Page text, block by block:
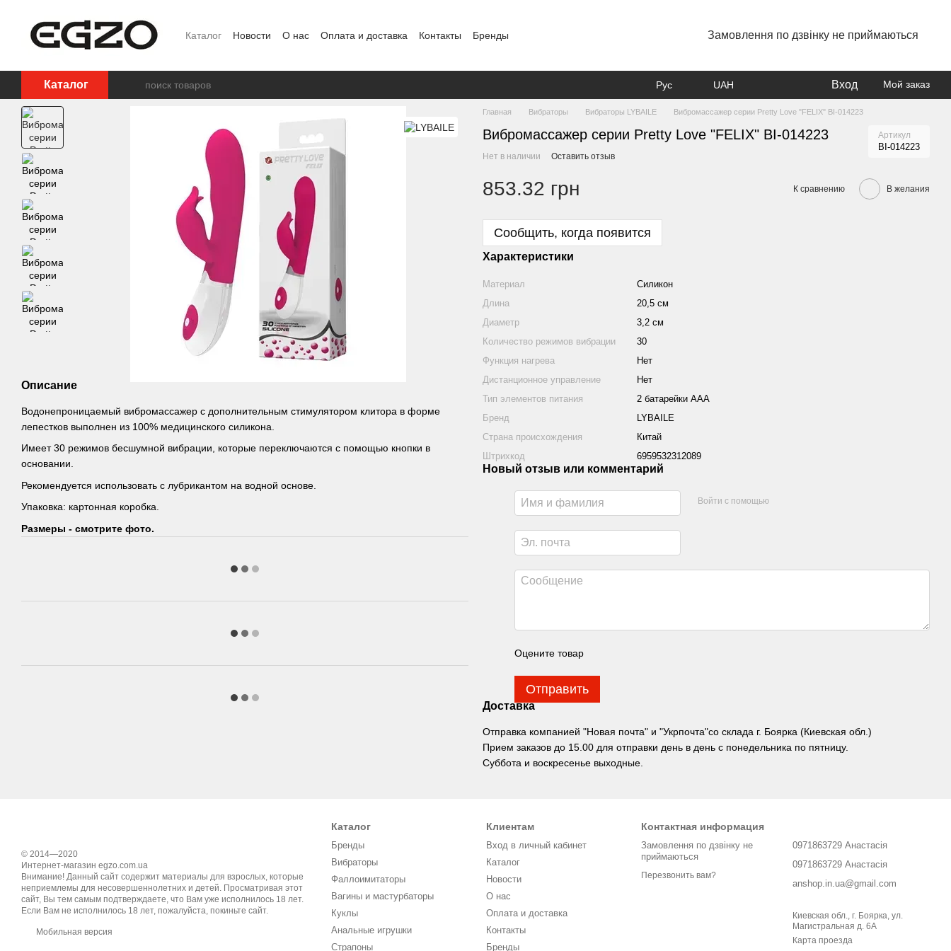
Каталог Новости О нас Оплата и доставка Контакты
Бренды
Замовлення по дзвінку не приймаються
Каталог Рус UAH Вход Мой заказ
Описание
Водонепроницаемый вибромассажер с дополнительным стимулятором клитора в форме
лепестков выполнен из 100% медицинского силикона.
Имеет 30 режимов бесшумной вибрации, которые переключаются с помощью кнопки в
основании.
Рекомендуется использовать с лубрикантом на водной основе.
Упаковка: картонная коробка.
Размеры - смотрите фото.
Главная Вибраторы Вибраторы LYBAILE Вибромассажер серии Pretty Love "FELIX" BI-014223
Вибромассажер серии Pretty Love "FELIX" BI-014223 Артикул
BI-014223
Нет в наличии Оставить отзыв
853.32 грн К сравнению В желания
Сообщить, когда появится
Характеристики
Материал
Силикон
Длина
20,5 см
Диаметр
3,2 см
Количество режимов вибрации
30
Функция нагрева
Нет
Дистанционное управление
Нет
Тип элементов питания
2 батарейки ААА
Бренд
LYBAILE
Страна происхождения
Китай
Штрихкод
6959532312089
Новый отзыв или комментарий
Войти с помощью
Оцените товар
Отправить
Доставка
Отправка компанией "Новая почта" и "Укрпочта"со склада г. Боярка (Киевская обл.)
Прием заказов до 15.00 для отправки день в день с понедельника по пятницу.
Суббота и воскресенье выходные.
© 2014—2020
Интернет-магазин egzo.com.ua
Внимание! Данный сайт содержит материалы для взрослых, которые
неприемлемы для несовершеннолетних и детей. Просматривая этот
сайт, Вы тем самым подтверждаете, что Вам уже исполнилось 18 лет.
Если Вам не исполнилось 18 лет, пожалуйста, покиньте сайт.
Мобильная версия
Каталог
Бренды
Вибраторы
Фаллоимитаторы
Вагины и мастурбаторы
Куклы
Анальные игрушки
Страпоны
Клиентам
Вход в личный кабинет
Каталог
Новости
О нас
Оплата и доставка
Контакты
Бренды
Контактная информация
Замовлення по дзвінку не
приймаються
Перезвонить вам?
0971863729 Анастасія
0971863729 Анастасія
anshop.in.ua@gmail.com
Киевская обл., г. Боярка, ул.
Магистральная д. 6А
Карта проезда